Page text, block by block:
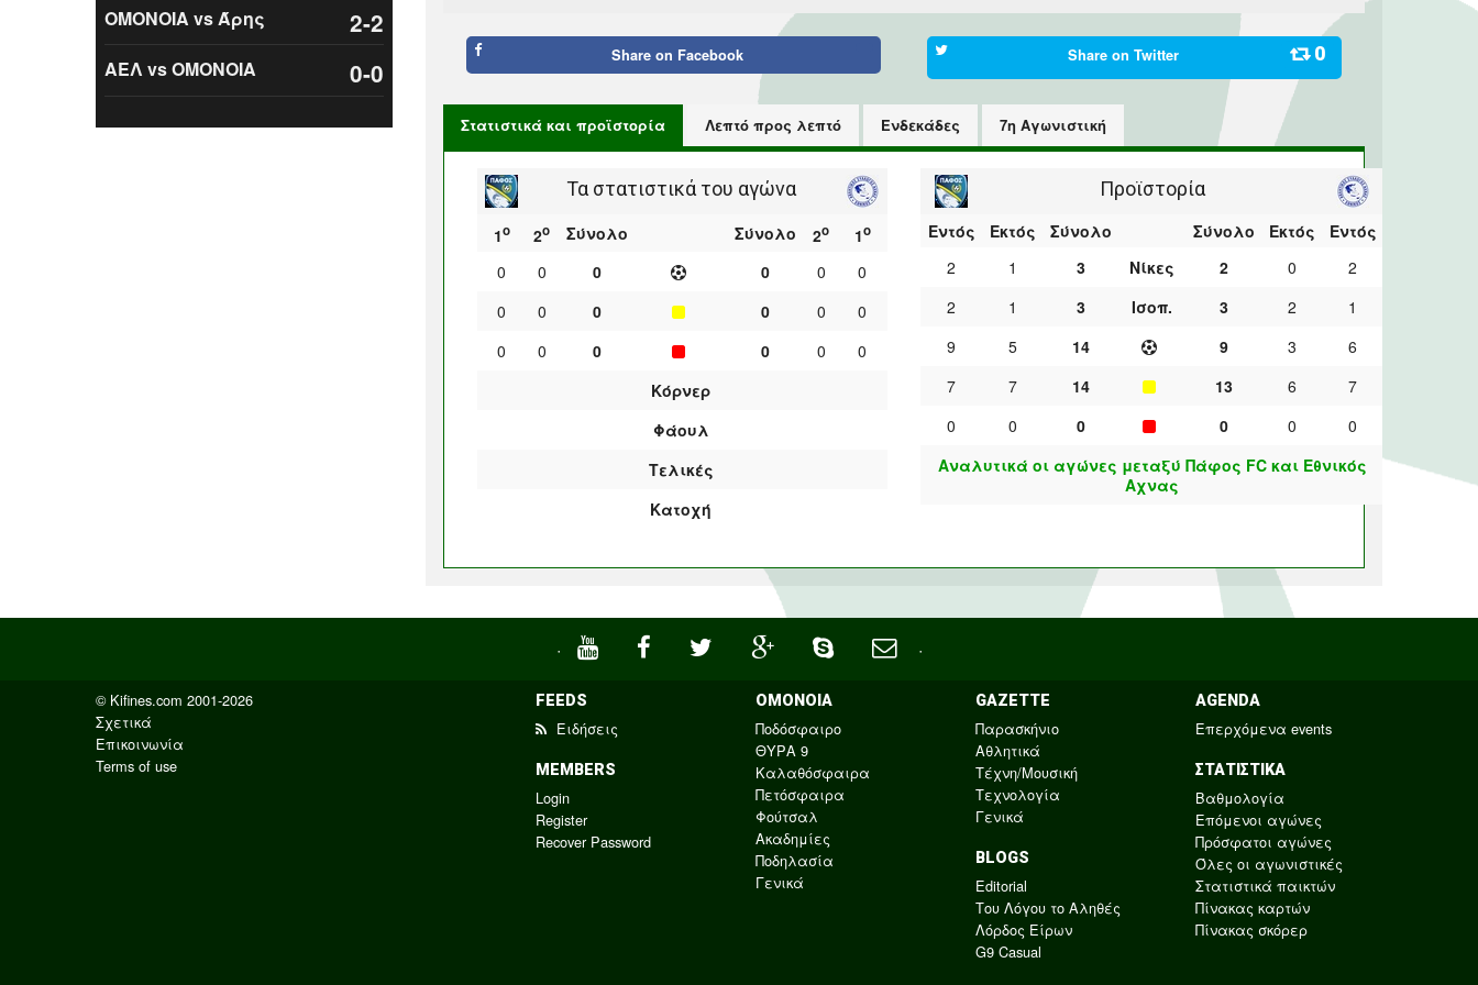
ΟΜΟΝΟΙΑ vs Άρης 2-2
ΑΕΛ vs ΟΜΟΝΟΙΑ 0-0
Share on Facebook Share on Twitter 0
Στατιστικά και προϊστορία Λεπτό προς λεπτό Ενδεκάδες 7η Αγωνιστική
Τα στατιστικά του αγώνα
1ο 2ο Σύνολο Σύνολο 2ο 1ο
0 0 0 0 0
0
0
0 0 0 0
0
0
0 0 0 0
0
Κόρνερ
Φάουλ
Τελικές
Κατοχή
Προϊστορία
Εντός Εκτός Σύνολο Σύνολο Εκτός
Εντός
2
1 3 Νίκες 2 0
2
2
1 3 Ισοπ. 3 2
1
9
5 14 9 3
6
7
7 14 13 6
7
0
0 0 0 0
0
Αναλυτικά οι αγώνες μεταξύ Πάφος FC και Εθνικός
Αχνας
· ·
© Kifines.com 2001-2026
Σχετικά
Επικοινωνία
Terms of use
FEEDS
Ειδήσεις
MEMBERS
Login
Register
Recover Password
ΟΜΟΝΟΙΑ
Ποδόσφαιρο
ΘΥΡΑ 9
Καλαθόσφαιρα
Πετόσφαιρα
Φούτσαλ
Ακαδημίες
Ποδηλασία
Γενικά
GAZETTE
Παρασκήνιο
Αθλητικά
Τέχνη/Μουσική
Τεχνολογία
Γενικά
BLOGS
Editorial
Του Λόγου το Αληθές
Λόρδος Είρων
G9 Casual
AGENDA
Επερχόμενα events
ΣΤΑΤΙΣΤΙΚΑ
Βαθμολογία
Επόμενοι αγώνες
Πρόσφατοι αγώνες
Όλες οι αγωνιστικές
Στατιστικά παικτών
Πίνακας καρτών
Πίνακας σκόρερ